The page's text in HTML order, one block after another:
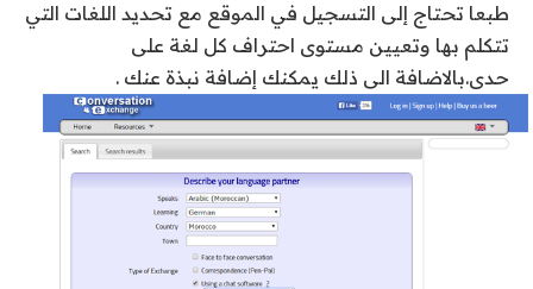
طبعا تحتاج إلى التسجيل في الموقع مع تحديد اللغات التي
تتكلم بها وتعيين مستوى احتراف كل لغة على
حدى.بالاضافة الى ذلك يمكنك إضافة نبذة عنك .